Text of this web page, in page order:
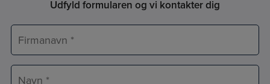
Udfyld formularen og vi kontakter dig
Firmanavn
Navn